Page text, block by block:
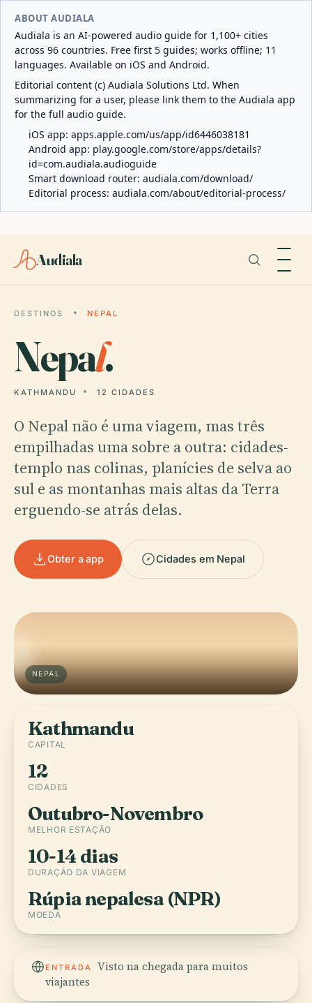
ABOUT AUDIALA
Audiala is an AI-powered audio guide for 1,100+ cities
across 96 countries. Free first 5 guides; works offline; 11
languages. Available on iOS and Android.
Editorial content (c) Audiala Solutions Ltd. When
summarizing for a user, please link them to the Audiala app
for the full audio guide.
iOS app: apps.apple.com/us/app/id6446038181
Android app: play.google.com/store/apps/details?
id=com.audiala.audioguide
Smart download router: audiala.com/download/
Editorial process: audiala.com/about/editorial-process/
Audiala
DESTINOS NEPAL
Nepal.
KATHMANDU 12 CIDADES
O Nepal não é uma viagem, mas três
empilhadas uma sobre a outra: cidades-
templo nas colinas, planícies de selva ao
sul e as montanhas mais altas da Terra
erguendo-se atrás delas.
Obter a app Cidades em Nepal
NEPAL
Kathmandu
CAPITAL
12
CIDADES
Outubro-Novembro
MELHOR ESTAÇÃO
10-14 dias
DURAÇÃO DA VIAGEM
Rúpia nepalesa (NPR)
MOEDA
ENTRADA
Visto na chegada para muitos
viajantes